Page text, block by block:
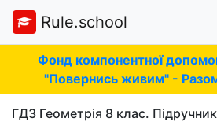
Rule.school
Фонд компонентної
"Повернись живим" -
ГДЗ Геометрія 8 клас.